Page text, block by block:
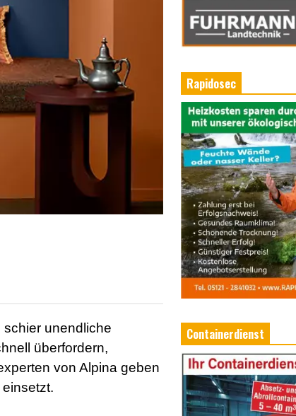
unendliche
überfordern,
von Alpina geben
Rapidosec
Containerdienst